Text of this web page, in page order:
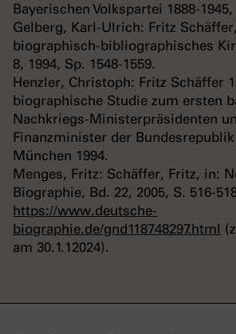
Bayerischen Volkspartei 1888-
Gelberg, Karl-Ulrich: Fritz
biographisch-bibliographisches
8, 1994, Sp. 1548-1559.
Henzler, Christoph: Fritz Schäffer
biographische Studie zum ersten
Nachkriegs-Ministerpräsidenten
Finanzminister der
München 1994.
Menges, Fritz: Schäffer, Fritz, in:
Biographie, Bd. 22, 2005, S. 516-
https://www.deutsche-
biographie.de/gnd118748297.html
am 30.1.12024).